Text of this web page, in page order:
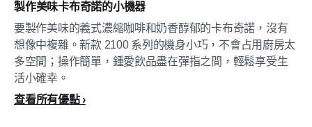
製作美味卡布奇諾的小機器
要製作美味的義式濃縮咖啡和奶香醇郁的卡布奇諾，沒有
想像中複雜。新款 2100 系列的機身小巧，不會占用廚房太
多空間；操作簡單，鍾愛飲品盡在彈指之間，輕鬆享受生
活小確幸。
查看所有優點